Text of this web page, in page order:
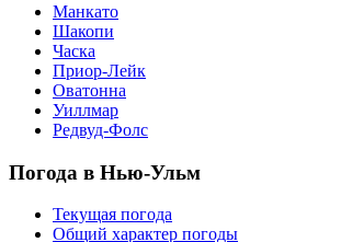
Манкато
Шакопи
Часка
Приор-Лейк
Оватонна
Уиллмар
Редвуд-Фолс
Погода в Нью-Ульм
Текущая погода
Общий характер погоды